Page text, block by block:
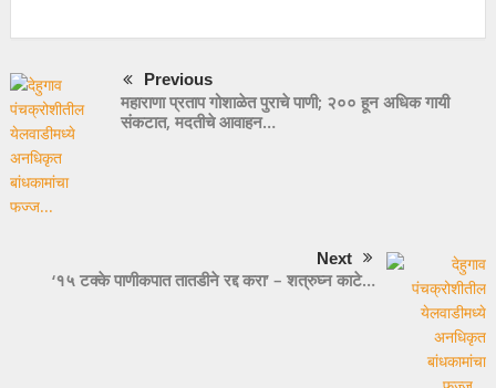
Previous
महाराणा प्रताप गोशाळेत पुराचे पाणी; २०० हून अधिक गायी
संकटात, मदतीचे आवाहन…
Next
‘१५ टक्के पाणीकपात तातडीने रद्द करा’ – शत्रुघ्न काटे…